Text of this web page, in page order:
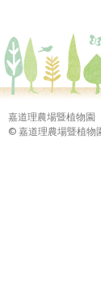
嘉道理農場暨植物
© 嘉道理農場暨植物